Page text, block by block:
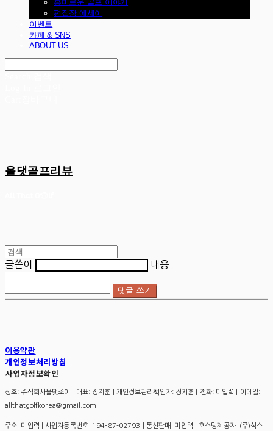
흥미로운 골프 이야기
편집장 에세이
이벤트
카페 & SNS
ABOUT US
올댓골프리뷰
글쓴이 내용
댓글 쓰기
이용약관
개인정보처리방침
사업자정보확인
상호: 주식회사올댓조이 | 대표: 장지훈 | 개인정보관리책임자: 장지훈 | 전화: 미입력 | 이메일:
allthatgolfkorea@gmail.com
주소: 미입력 | 사업자등록번호: 194-87-02793 | 통신판매: 미입력 | 호스팅제공자: (주)식스